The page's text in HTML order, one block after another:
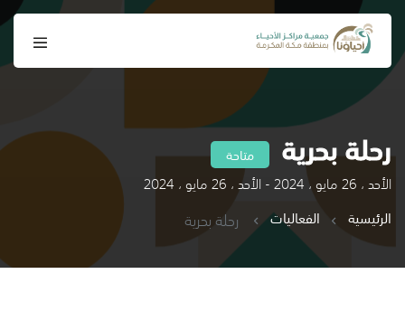
رحلة بحرية متاحة
الأحد ، 26 مايو ، 2024 - الأحد ، 26 مايو ، 2024
الرئيسية
الفعاليات رحلة بحرية